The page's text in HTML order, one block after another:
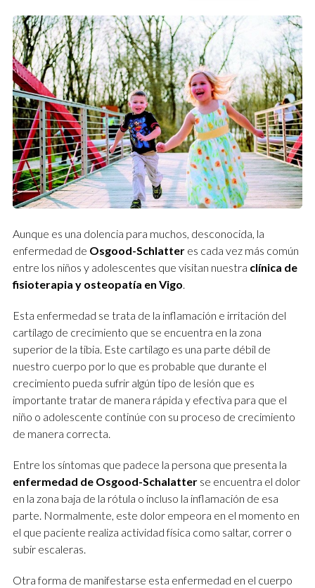
Aunque es una dolencia para muchos, desconocida, la
enfermedad de Osgood-Schlatteres cada vez más común
entre los niños y adolescentes que visitan nuestra clínica de
fisioterapia y osteopatía en Vigo.
Esta enfermedad se trata de la inflamación e irritación del
cartílago de crecimiento que se encuentra en la zona
superior de la tibia. Este cartílago es una parte débil de
nuestro cuerpo por lo que es probable que durante el
crecimiento pueda sufrir algún tipo de lesión que es
importante tratar de manera rápida y efectiva para que el
niño o adolescente continúe con su proceso de crecimiento
de manera correcta.
Entre los síntomas que padece la persona que presenta la
enfermedad de Osgood-Schalatterse encuentra el dolor
en la zona baja de la rótula o incluso la inflamación de esa
parte. Normalmente, este dolor empeora en el momento en
el que paciente realiza actividad física como saltar, correr o
subir escaleras.
Otra forma de manifestarse esta enfermedad en el cuerpo